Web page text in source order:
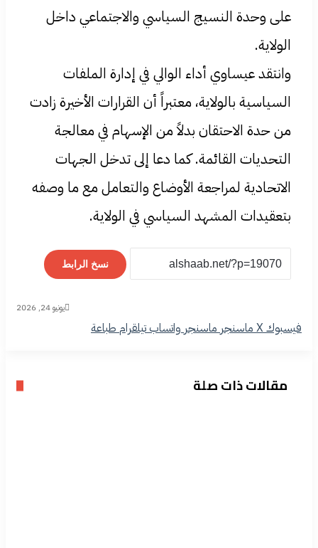
على وحدة النسيج السياسي والاجتماعي داخل
الولاية.
وانتقد عيساوي أداء الوالي في إدارة الملفات
السياسية بالولاية، معتبراً أن القرارات الأخيرة زادت
من حدة الاحتقان بدلاً من الإسهام في معالجة
التحديات القائمة. كما دعا إلى تدخل الجهات
الاتحادية لمراجعة الأوضاع والتعامل مع ما وصفه
بتعقيدات المشهد السياسي في الولاية.
نسخ الرابط
يونيو 24, 2026
فيسبوك‫Xماسنجر ماسنجر واتسابتيلقرامطباعة
مقالات ذات صلة